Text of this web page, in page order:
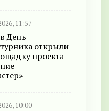
11:57
День
открыли
проекта
10:00